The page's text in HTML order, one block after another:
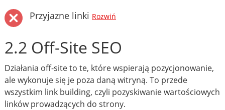
Przyjazne linki Rozwiń
2.2 Off-Site SEO
Działania off-site to te, które wspierają pozycjonowanie,
ale wykonuje się je poza daną witryną. To przede
wszystkim link building, czyli pozyskiwanie wartościowych
linków prowadzących do strony.